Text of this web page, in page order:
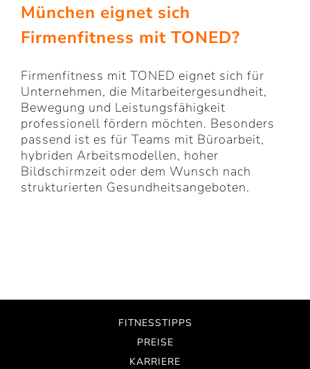
München eignet sich
Firmenfitness mit TONED?
Firmenfitness mit TONED eignet sich für
Unternehmen, die Mitarbeitergesundheit,
Bewegung und Leistungsfähigkeit
professionell fördern möchten. Besonders
passend ist es für Teams mit Büroarbeit,
hybriden Arbeitsmodellen, hoher
Bildschirmzeit oder dem Wunsch nach
strukturierten Gesundheitsangeboten.
FITNESSTIPPS
PREISE
KARRIERE